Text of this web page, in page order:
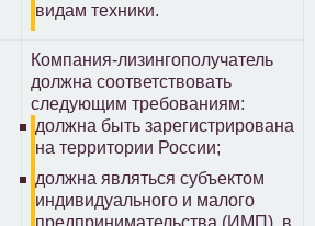
видам техники.
Компания-лизингополучатель
должна соответствовать
следующим требованиям:
должна быть зарегистрирована
на территории России;
должна являться субъектом
индивидуального и малого
предпринимательства (ИМП), в